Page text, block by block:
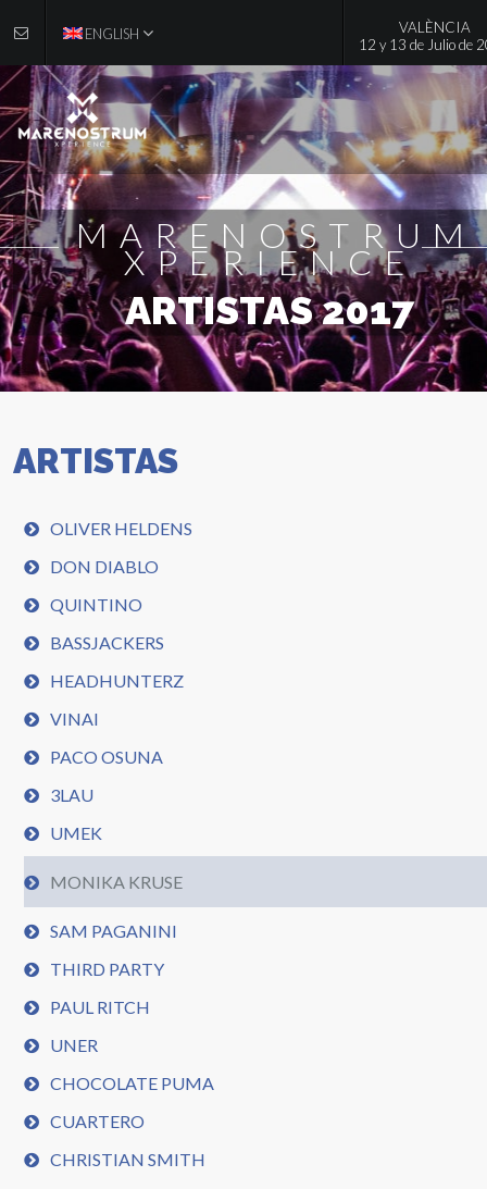
ENGLISH
VALÈNCIA
12 y 13 de Julio de
MARENOSTRUM
XPERIENCE
ARTISTAS 2017
ARTISTAS
OLIVER HELDENS
DON DIABLO
QUINTINO
BASSJACKERS
HEADHUNTERZ
VINAI
PACO OSUNA
3LAU
UMEK
MONIKA KRUSE
SAM PAGANINI
THIRD PARTY
PAUL RITCH
UNER
CHOCOLATE PUMA
CUARTERO
CHRISTIAN SMITH